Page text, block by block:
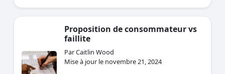
Proposition de consommateur vs
faillite
Par Caitlin Wood
Mise à jour le novembre 21, 2024